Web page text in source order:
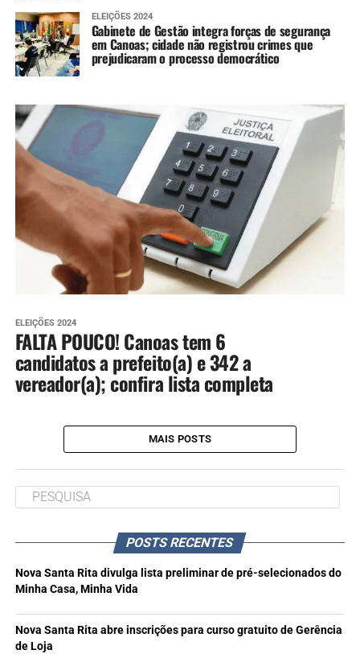
ELEIÇÕES 2024
Gabinete de Gestão integra forças de segurança
em Canoas; cidade não registrou crimes que
prejudicaram o processo democrático
ELEIÇÕES 2024
FALTA POUCO! Canoas tem 6
candidatos a prefeito(a) e 342 a
vereador(a); confira lista completa
MAIS POSTS
POSTS RECENTES
Nova Santa Rita divulga lista preliminar de pré-selecionados do
Minha Casa, Minha Vida
Nova Santa Rita abre inscrições para curso gratuito de Gerência
de Loja